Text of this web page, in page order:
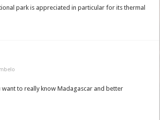
park is appreciated in particular for its thermal
to really know Madagascar and better